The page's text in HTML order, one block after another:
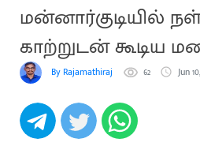
மன்னார்குடியில்
காற்றுடன் கூடிய
By Rajamathiraj 62 Jun